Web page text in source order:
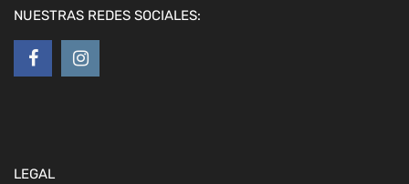
NUESTRAS REDES SOCIALES:
LEGAL